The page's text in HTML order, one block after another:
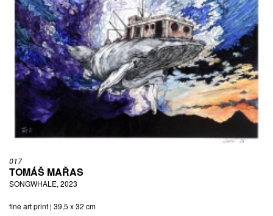
017
TOMÁŠ MAŘAS
SONGWHALE, 2023
fine art print | 39,5 x 32 cm